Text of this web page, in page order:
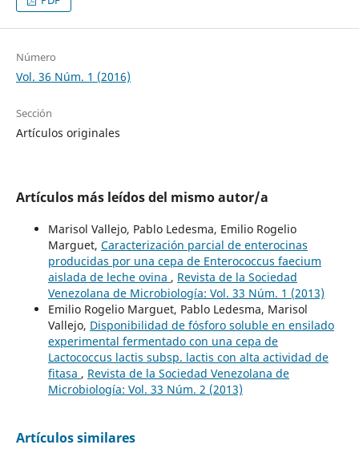
Número
Vol. 36 Núm. 1 (2016)
Sección
Artículos originales
Artículos más leídos del mismo autor/a
Marisol Vallejo, Pablo Ledesma, Emilio Rogelio
Marguet, Caracterización parcial de enterocinas
producidas por una cepa de Enterococcus faecium
aislada de leche ovina , Revista de la Sociedad
Venezolana de Microbiología: Vol. 33 Núm. 1 (2013)
Emilio Rogelio Marguet, Pablo Ledesma, Marisol
Vallejo, Disponibilidad de fósforo soluble en ensilado
experimental fermentado con una cepa de
Lactococcus lactis subsp. lactis con alta actividad de
fitasa , Revista de la Sociedad Venezolana de
Microbiología: Vol. 33 Núm. 2 (2013)
Artículos similares